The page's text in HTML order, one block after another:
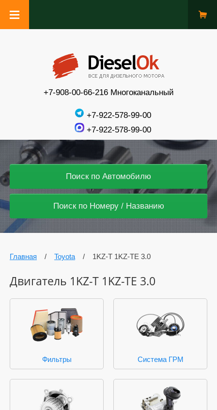
+7-908-00-66-216 Многоканальный
+7-922-578-99-00
+7-922-578-99-00
Поиск по Автомобилю
Поиск по Номеру / Названию
Главная / Toyota / 1KZ-T 1KZ-TE 3.0
Двигатель 1KZ-T 1KZ-TE 3.0
Фильтры Система ГРМ